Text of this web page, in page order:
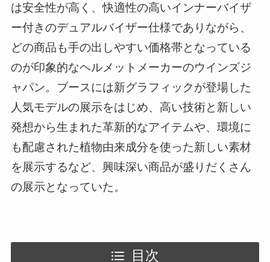
は安全性が高く、快適性の高いインナーバイザ
ー付きのデュアルバイザー仕様でありながら、
どの商品も手の出しやすい価格帯となっている
のが印象的なヘルメットメーカーのウインズジ
ャパン。ブースには新グラフィックが登場した
人気モデルの展示をはじめ、高い技術と新しい
発想から生まれた革新的なアイテムや、環境に
も配慮された植物由来成分を使った新しい素材
を展示するなど、興味深い商品が盛りだくさん
の展示となっていた。
目次